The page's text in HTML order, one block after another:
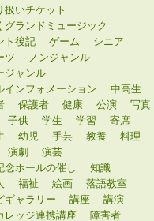
扱いチケット
グランドミュージック
ト後記
ゲーム
シニア
ツ
ノンジャンル
ジャンル
インフォメーション
中高生
保護者 健康 公演
写真
子供 学生 学習
寄席
幼児 手芸 教養
料理
演劇
演芸
念ホールの催し
知識
福祉 絵画
落語教室
ギャラリー
講座
講演
レッジ連携講座
障害者